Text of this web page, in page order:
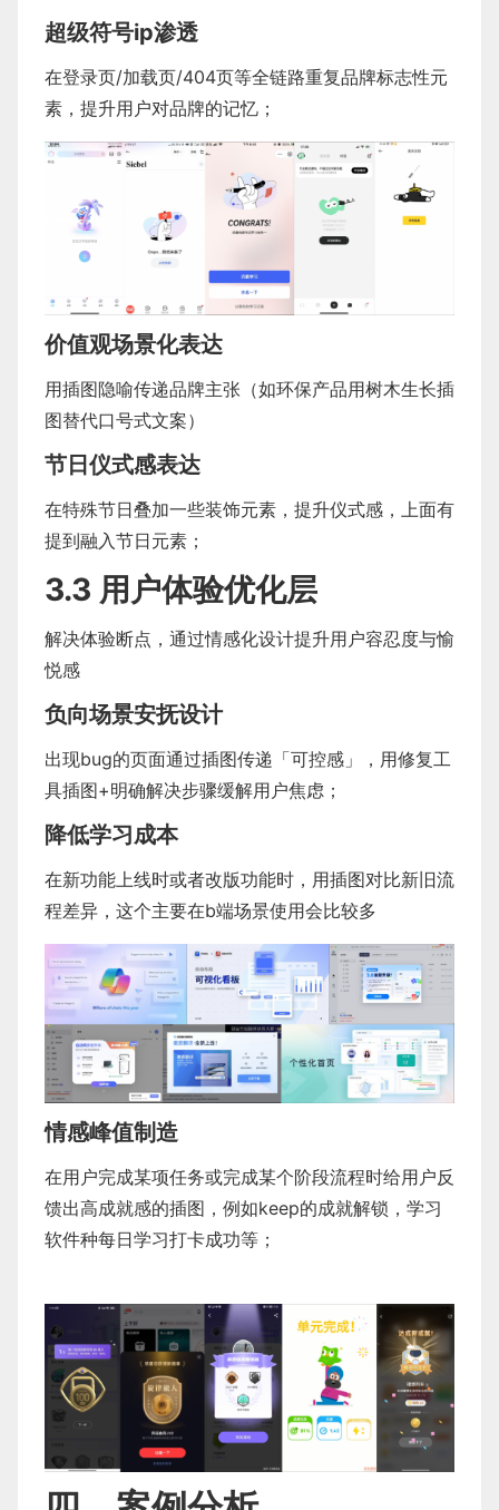
超级符号ip渗透
在登录页/加载页/404页等全链路重复品牌标志性元
素，提升用户对品牌的记忆；
价值观场景化表达
用插图隐喻传递品牌主张（如环保产品用树木生长插
图替代口号式文案）
节日仪式感表达
在特殊节日叠加一些装饰元素，提升仪式感，上面有
提到融入节日元素；
3.3 用户体验优化层
解决体验断点，通过情感化设计提升用户容忍度与愉
悦感
负向场景安抚设计
出现bug的页面通过插图传递「可控感」，用修复工
具插图+明确解决步骤缓解用户焦虑；
降低学习成本
在新功能上线时或者改版功能时，用插图对比新旧流
程差异，这个主要在b端场景使用会比较多
情感峰值制造
在用户完成某项任务或完成某个阶段流程时给用户反
馈出高成就感的插图，例如keep的成就解锁，学习
软件种每日学习打卡成功等；